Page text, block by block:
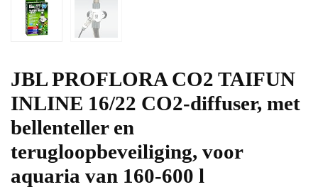
JBL PROFLORA CO2 TAIFUN
INLINE 16/22 CO2-diffuser, met
bellenteller en
terugloopbeveiliging, voor
aquaria van 160-600 l